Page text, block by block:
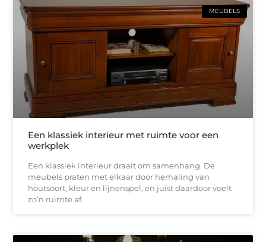
MEUBELS
Een klassiek interieur met ruimte voor een
werkplek
Een klassiek interieur draait om samenhang. De
meubels praten met elkaar door herhaling van
houtsoort, kleur en lijnenspel, en juist daardoor voelt
zo’n ruimte af.